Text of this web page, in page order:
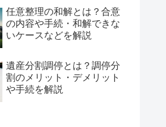
任意整理の和解とは？合意
の内容や手続・和解できな
いケースなどを解説
遺産分割調停とは？調停分
割のメリット・デメリット
や手続を解説